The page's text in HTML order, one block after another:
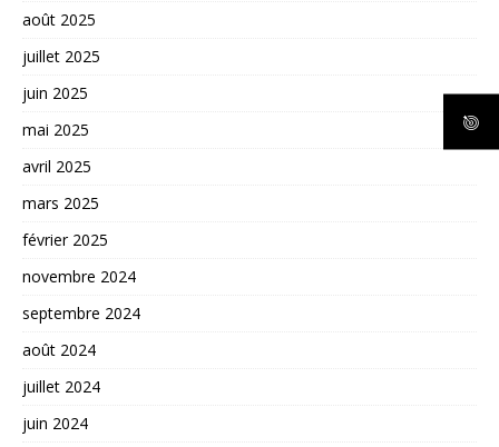
août 2025
juillet 2025
juin 2025
mai 2025
avril 2025
mars 2025
février 2025
novembre 2024
septembre 2024
août 2024
juillet 2024
juin 2024